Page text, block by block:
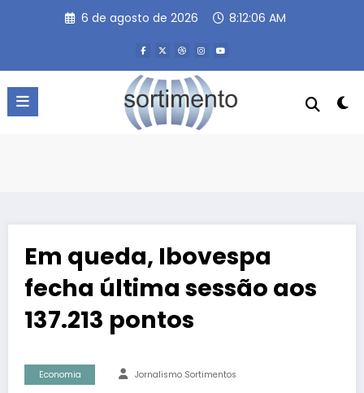
6 de agosto de 2026 8:12:07 AM
Em queda, Ibovespa
fecha última sessão aos
137.213 pontos
Economia Jornalismo Sortimentos